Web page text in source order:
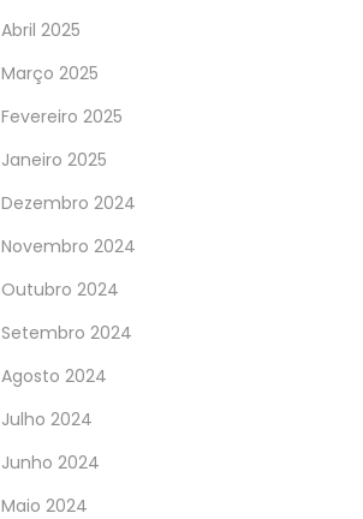
Abril 2025
Março 2025
Fevereiro 2025
Janeiro 2025
Dezembro 2024
Novembro 2024
Outubro 2024
Setembro 2024
Agosto 2024
Julho 2024
Junho 2024
Maio 2024